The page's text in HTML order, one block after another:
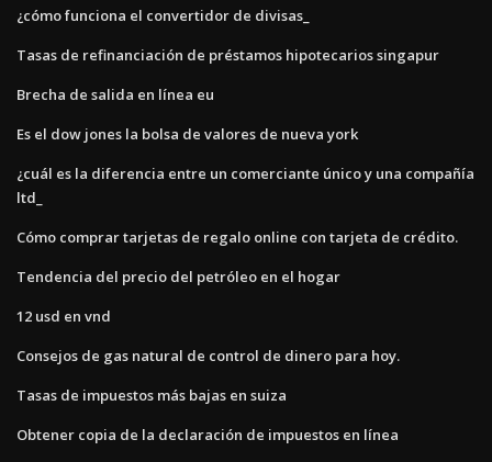
¿cómo funciona el convertidor de divisas_
Tasas de refinanciación de préstamos hipotecarios singapur
Brecha de salida en línea eu
Es el dow jones la bolsa de valores de nueva york
¿cuál es la diferencia entre un comerciante único y una compañía
ltd_
Cómo comprar tarjetas de regalo online con tarjeta de crédito.
Tendencia del precio del petróleo en el hogar
12 usd en vnd
Consejos de gas natural de control de dinero para hoy.
Tasas de impuestos más bajas en suiza
Obtener copia de la declaración de impuestos en línea